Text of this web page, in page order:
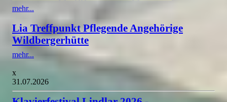
mehr...
Lia Treffpunkt Pflegende Angehörige
Wildbergerhütte
mehr...
x
31.07.2026